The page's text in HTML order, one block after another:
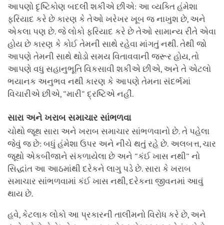
આપણો દૃષ્ટિકોણ બદલી શકીએ છીએ: આ વ્યક્તિ હંમેશા
ફરિયાદ કરે છે કારણ કે તેઓ ખરેખર ખૂબ જ નાખુશ છે, અને
એકલા પણ છે. જે લોકો ફરિયાદ કરે છે તેઓ સામાન્ય રીતે એવા
હોય છે કારણ કે કોઈ તેમની સાથે રહેવા માંગતું નથી. તેથી જો
આપણે તેમની સાથે થોડો સમય વિતાવવાની જરૂર હોય, તો
આપણે વધુ સહાનુભૂતિ વિકસાવી શકીએ છીએ, અને તે એટલો
ભયાનક અનુભવ નથી કારણ કે આપણે તેમના સંદર્ભમાં
વિચારીએ છીએ, "મારી" દ્રષ્ટિએ નહીં.
સારા અને ખરાબ સમાચાર સાંભળવા
ચોથો જૂથ સારા અને ખરાબ સમાચાર સાંભળવાનો છે. તે પહેલા
જેવું જ છે: બધું હંમેશા ઉપર અને નીચે થતું રહે છે. અલબત્ત, ચાર
જૂથો એકબીજાને સંકળાયેલા છે અને "કંઈ ખાસ નથી" નો
સિદ્ધાંત આ આઠમાંથી દરેકને લાગુ પડે છે. સારા કે ખરાબ
સમાચાર સાંભળવામાં કંઈ ખાસ નથી, દરેકના જીવનમાં આવું
થાય છે.
હવે, કેટલાક લોકો આ પ્રકારની તાલીમનો વિરોધ કરે છે, અને